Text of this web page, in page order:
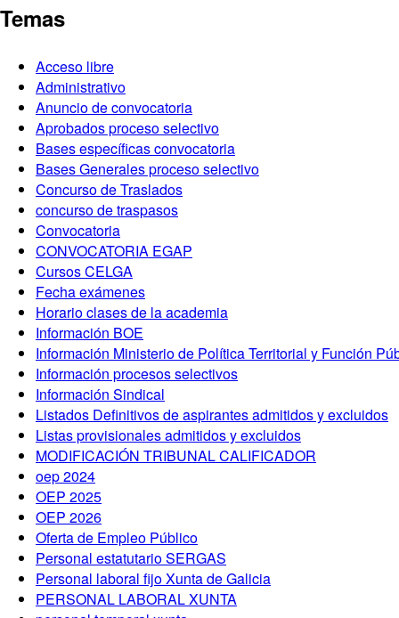
Temas
Acceso libre
Administrativo
Anuncio de convocatoria
Aprobados proceso selectivo
Bases específicas convocatoria
Bases Generales proceso selectivo
Concurso de Traslados
concurso de traspasos
Convocatoria
CONVOCATORIA EGAP
Cursos CELGA
Fecha exámenes
Horario clases de la academia
Información BOE
Información Ministerio de Política Territorial y Función
Información procesos selectivos
Información Sindical
Listados Definitivos de aspirantes admitidos y excluidos
Listas provisionales admitidos y excluidos
MODIFICACIÓN TRIBUNAL CALIFICADOR
oep 2024
OEP 2025
OEP 2026
Oferta de Empleo Público
Personal estatutario SERGAS
Personal laboral fijo Xunta de Galicia
PERSONAL LABORAL XUNTA